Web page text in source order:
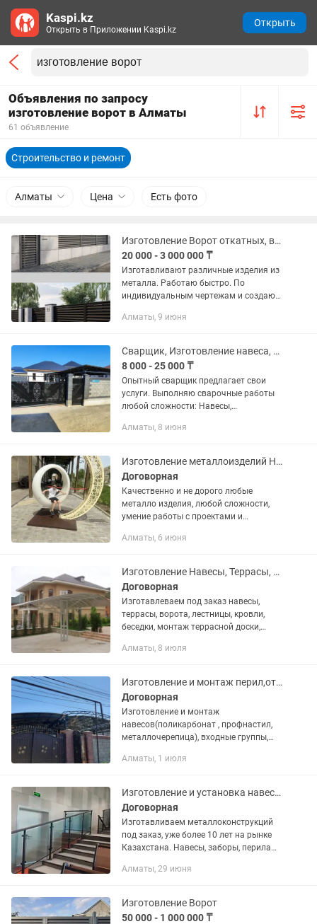
Объявления по запросу
изготовление ворот в Алматы
61 объявление
Строительство и ремонт
Алматы Цена Есть фото
Изготовление Ворот откатных, ворота распашные, заборы , ограждения ,навесы
20 000 - 3 000 000 ₸
Изготавливают различные изделия из
металла. Работаю быстро. По
индивидуальным чертежам и создаю
индивидуальная в зависимости от
Алматы, 9 июня
Сварщик, Изготовление навеса, Ворот, Калитки, Забора, Лестницы
8 000 - 25 000 ₸
Опытный сварщик предлагает свои
услуги. Выполняю сварочные работы
любой сложности: Навесы,
Арки, Каркасы, Лестницы, Топчан
Алматы, 8 июня
Изготовление металлоизделий НАВЕСЫ, ворота решетки тапчаны мангалы
Договорная
Качественно и не дорого любые
металло изделия, любой сложности,
умение работы с проектами и
Алматы, 6 июня
Изготовление Навесы, Террасы, Беседки, Лестницы, Ворота и многое другое
Договорная
Изготавлеваем под заказ навесы,
террасы, ворота, лестницы, кровли,
беседки, монтаж террасной доски,
Алматы, 8 июля
Изготовление и монтаж перил,откатных ворот, навесы ,козырьки, беседки.
Договорная
Изготовление и монтаж
навесов(поликарбонат , профнастил,
металлочерепица), входные группы,
распашные. Монтаж автоматики на
Алматы, 1 июля
Изготовление и установка навесов, ворот, заборов и т.д
Договорная
Изготавливаем металлоконструкций
под заказ, уже более 10 лет на рынке
Казахстана. Навесы, заборы, перила
Алматы, 29 июня
Изготовление Ворот
50 000 - 1 000 000 ₸
Kaspi.kz
Открыть в Приложении Kaspi.kz
Открыть